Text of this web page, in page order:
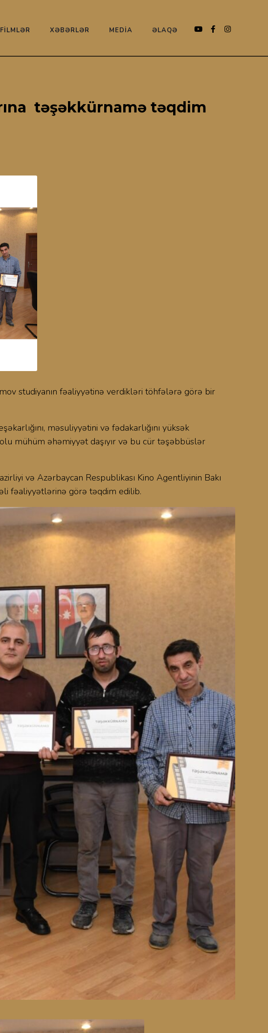
FİLMLƏR XƏBƏRLƏR MEDİA ƏLAQƏ
təşəkkürnamə təqdim
studiyanın fəaliyyətinə verdikləri töhfələrə görə bir
məsuliyyətini və fədakarlığını yüksək
mühüm əhəmiyyət daşıyır və bu cür təşəbbüslər
və Azərbaycan Respublikası Kino Agentliyinin Bakı
fəaliyyətlərinə görə təqdim edilib.